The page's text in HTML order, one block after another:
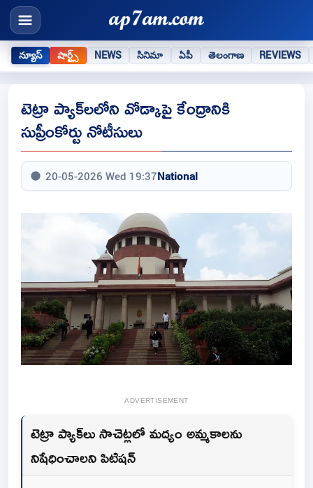
న్యూస్ షార్ట్స్ NEWS సినిమా ఏపీ తెలంగాణ REVIEWS
టెట్రా ప్యాక్‌లలోని వోడ్కాపై కేంద్రానికి
సుప్రీంకోర్టు నోటీసులు
20-05-2026 Wed 19:37National
ADVERTISEMENT
టెట్రా ప్యాక్‌లు సాచెట్లలో మద్యం అమ్మకాలను
నిషేధించాలని పిటిషన్